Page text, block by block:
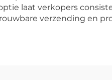
laat verkopers
verzending en